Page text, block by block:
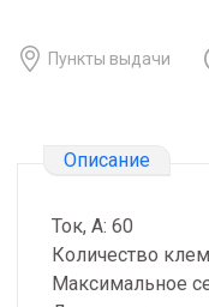
Пункты выдачи
Описание
Ток, А: 60
Количество
Максимальное